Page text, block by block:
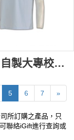
SU154 自製大專校服 訂製公主領校服制服 訂做校服衫式樣 校服批發商
5 6 7 »
所訂購之產品，只
聯絡iGift進行查詢或